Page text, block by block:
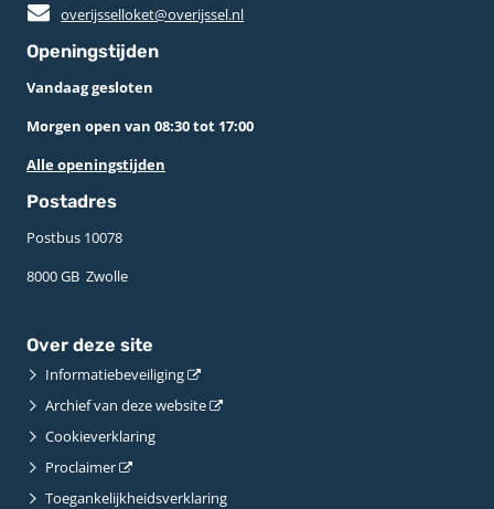
overijsselloket@overijssel.nl
Openingstijden
Vandaag gesloten
Morgen open van 08:30 tot 17:00
Alle openingstijden
Postadres
Postbus 10078 ­
8000 GB ­ Zwolle
Over deze site
Informatiebeveiliging
Archief van deze website
Cookieverklaring
Proclaimer
Toegankelijkheidsverklaring